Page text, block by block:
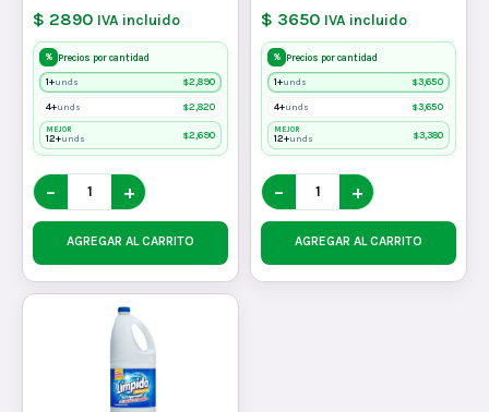
$ 2890 IVA incluido
% Precios por cantidad
1+unds $2,890
4+unds $2,820
MEJOR
12+unds $2,690
− +
AGREGAR AL CARRITO
$ 3650 IVA incluido
% Precios por cantidad
1+unds $3,650
4+unds $3,650
MEJOR
12+unds $3,380
− +
AGREGAR AL CARRITO